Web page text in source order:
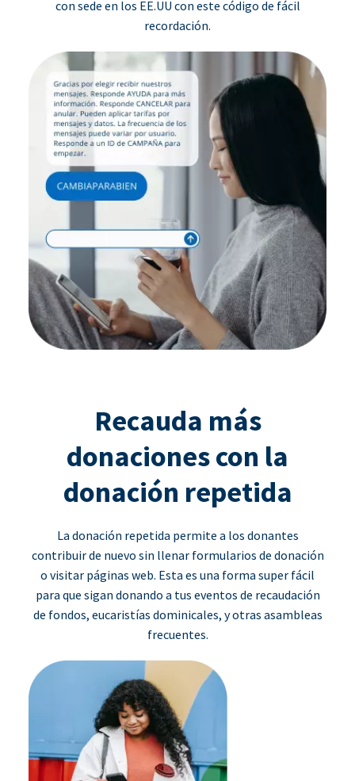
con sede en los EE.UU con este código de fácil
recordación.
Recauda más
donaciones con la
donación repetida
La donación repetida permite a los donantes
contribuir de nuevo sin llenar formularios de donación
o visitar páginas web. Esta es una forma super fácil
para que sigan donando a tus eventos de recaudación
de fondos, eucaristías dominicales, y otras asambleas
frecuentes.